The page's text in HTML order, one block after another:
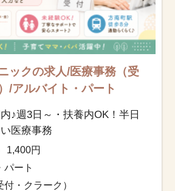
ックの求人/医療事務（受
/アルバイト・パート
♪週3日～・扶養内OK！半日
医療事務
1,400円
パート
・クラーク）